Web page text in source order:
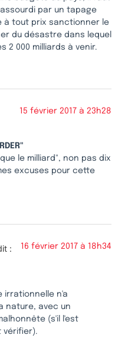
par un tapage
à tout prix sanctionner le
du désastre dans lequel
2 000 milliards à venir.
15 février 2017 à 23h28
le milliard", non pas dix
excuses pour cette
: 16 février 2017 à 18h34
irrationnelle n'a
nature, avec un
(s'il l'est
vérifier).